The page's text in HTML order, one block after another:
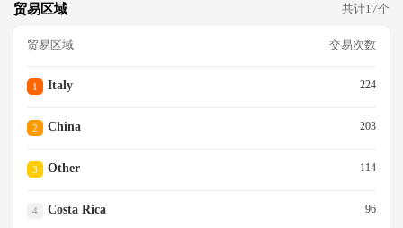
贸易区域 共计17个
贸易区域 交易次数
1 Italy 224
2 China 203
3 Other 114
4 Costa Rica 96